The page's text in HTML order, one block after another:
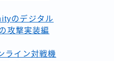
のデジタル
攻撃実装編
ライン対戦機